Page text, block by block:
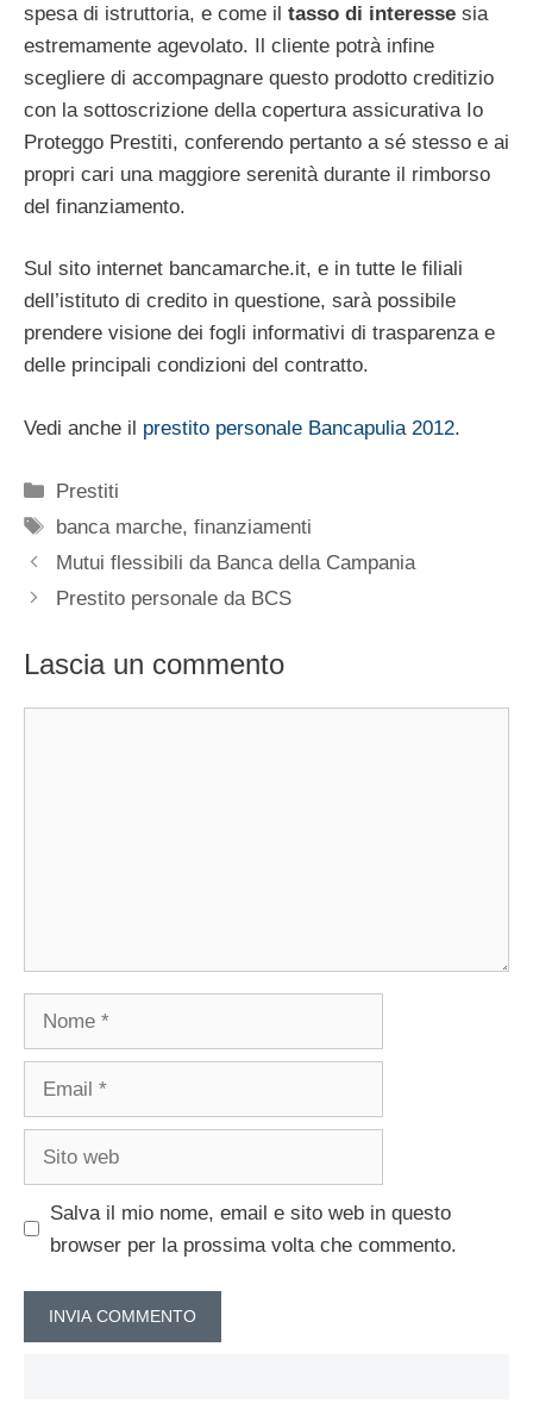
spesa di istruttoria, e come il tasso di interesse sia
estremamente agevolato. Il cliente potrà infine
scegliere di accompagnare questo prodotto creditizio
con la sottoscrizione della copertura assicurativa Io
Proteggo Prestiti, conferendo pertanto a sé stesso e ai
propri cari una maggiore serenità durante il rimborso
del finanziamento.
Sul sito internet bancamarche.it, e in tutte le filiali
dell’istituto di credito in questione, sarà possibile
prendere visione dei fogli informativi di trasparenza e
delle principali condizioni del contratto.
Vedi anche il prestito personale Bancapulia 2012.
Categorie
Prestiti
Tag
banca marche,finanziamenti
Mutui flessibili da Banca della Campania
Prestito personale da BCS
Lascia un commento
Salva il mio nome, email e sito web in questo
browser per la prossima volta che commento.